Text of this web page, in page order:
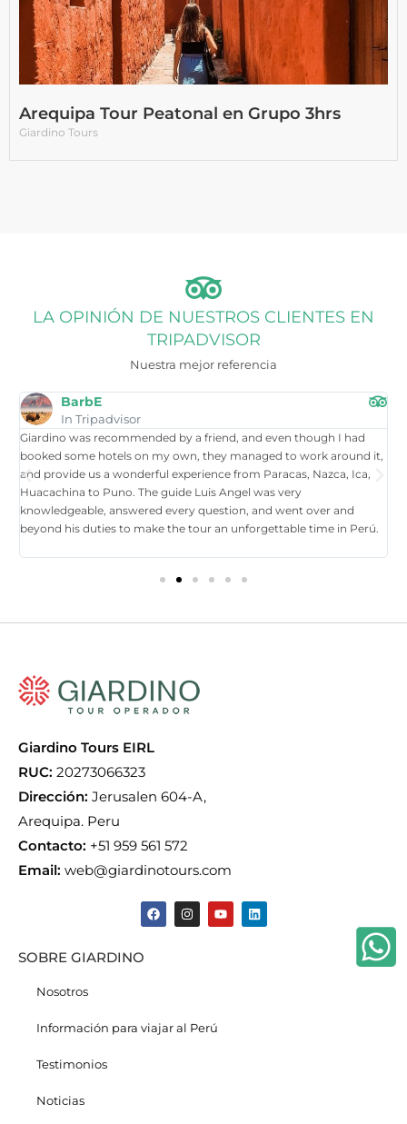
Arequipa Tour Peatonal en Grupo 3hrs
Giardino Tours
LA OPINIÓN DE NUESTROS CLIENTES EN
TRIPADVISOR
Nuestra mejor referencia
BarbE
In Tripadvisor
Giardino was recommended by a friend, and even though I had
booked some hotels on my own, they managed to work around it,
and provide us a wonderful experience from Paracas, Nazca, Ica,
Huacachina to Puno. The guide Luis Angel was very
knowledgeable, answered every question, and went over and
beyond his duties to make the tour an unforgettable time in Perú.
Giardino Tours EIRL
RUC: 20273066323
Dirección: Jerusalen 604-A,
Arequipa. Peru
Contacto: +51 959 561 572
Email: web@giardinotours.com
SOBRE GIARDINO
Nosotros
Información para viajar al Perú
Testimonios
Noticias